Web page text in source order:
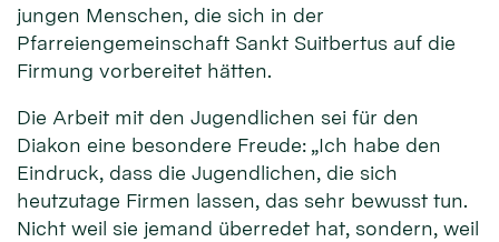
jungen Menschen, die sich in der
Pfarreiengemeinschaft Sankt Suitbertus auf die
Firmung vorbereitet hätten.
Die Arbeit mit den Jugendlichen sei für den
Diakon eine besondere Freude: „Ich habe den
Eindruck, dass die Jugendlichen, die sich
heutzutage Firmen lassen, das sehr bewusst tun.
Nicht weil sie jemand überredet hat, sondern, weil